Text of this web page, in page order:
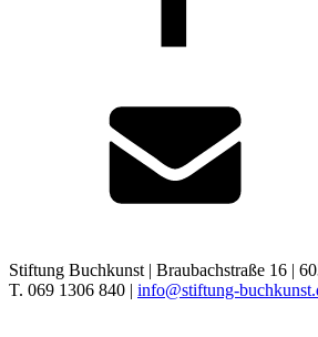
Stiftung Buchkunst | Braubachstraße 16 |
T. 069 1306 840 | info@stiftung-